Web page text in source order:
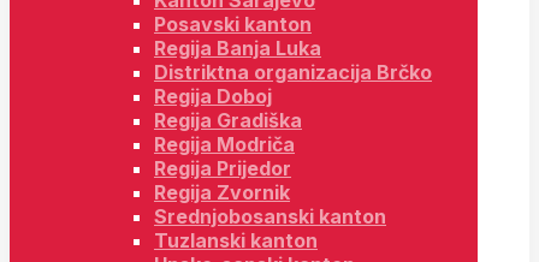
Posavski kanton
Regija Banja Luka
Distriktna organizacija Brčko
Regija Doboj
Regija Gradiška
Regija Modriča
Regija Prijedor
Regija Zvornik
Srednjobosanski kanton
Tuzlanski kanton